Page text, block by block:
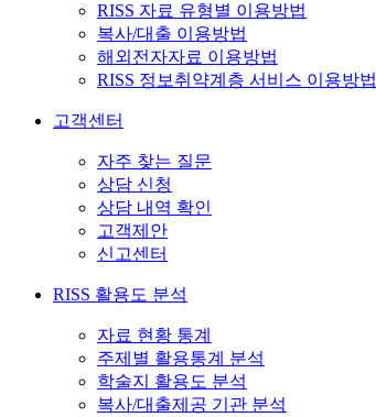
RISS 자료 유형별 이용방법
복사/대출 이용방법
해외전자자료 이용방법
RISS 정보취약계층 서비스 이용방법
고객센터
자주 찾는 질문
상담 신청
상담 내역 확인
고객제안
신고센터
RISS 활용도 분석
자료 현황 통계
주제별 활용통계 분석
학술지 활용도 분석
복사/대출제공 기관 분석